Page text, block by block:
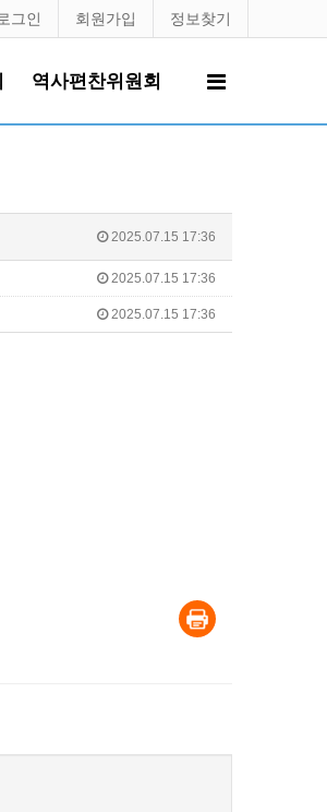
그인 회원가입 정보찾기
역사편찬위원회
2025.07.15 17:36
2025.07.15 17:36
2025.07.15 17:36